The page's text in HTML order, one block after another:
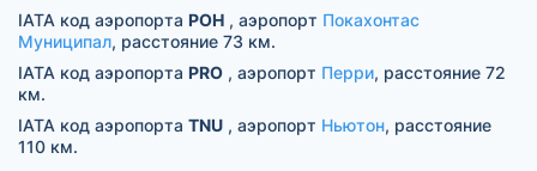
IATA код аэропорта POH , аэропорт Покахонтас
Муниципал, расстояние 73 км.
IATA код аэропорта PRO , аэропорт Перри, расстояние 72
км.
IATA код аэропорта TNU , аэропорт Ньютон, расстояние
110 км.